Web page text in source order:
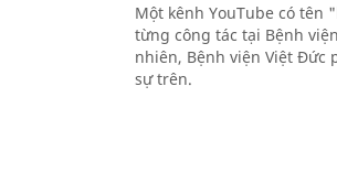
Một kênh YouTube có tên
từng công tác tại Bệnh
nhiên, Bệnh viện Việt Đức
sự trên.